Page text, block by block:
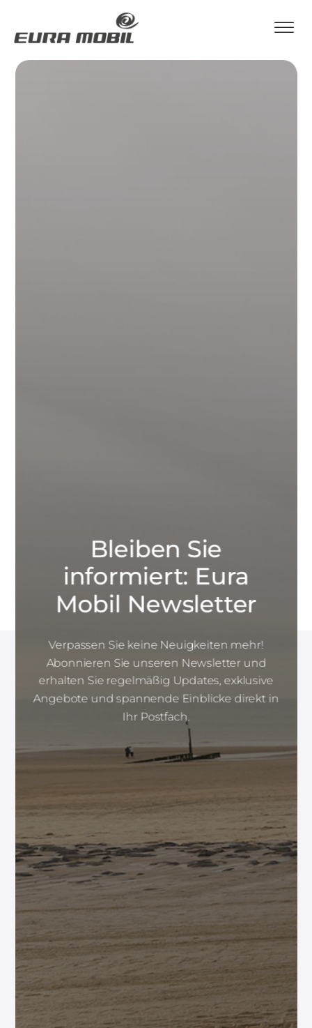
Bleiben Sie
informiert: Eura
Mobil Newsletter
Verpassen Sie keine Neuigkeiten mehr!
Abonnieren Sie unseren Newsletter und
erhalten Sie regelmäßig Updates, exklusive
Angebote und spannende Einblicke direkt in
Ihr Postfach.